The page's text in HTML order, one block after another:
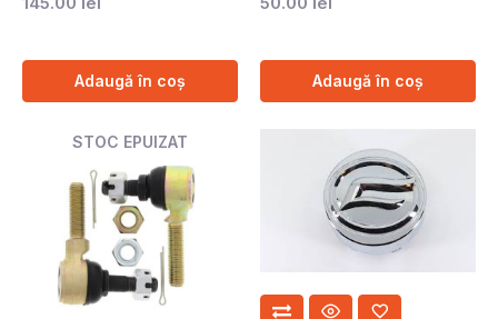
Adaugă în coș Adaugă în coș
STOC EPUIZAT